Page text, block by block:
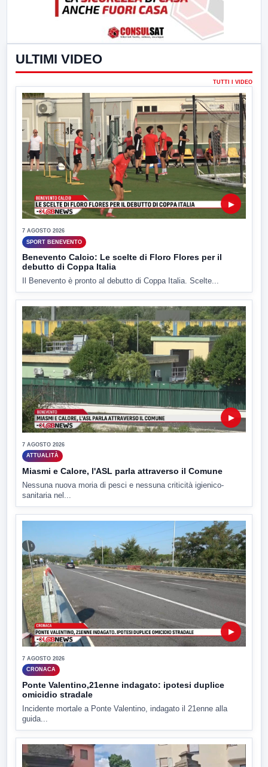
ULTIMI VIDEO
TUTTI I VIDEO
▶
7 AGOSTO 2026
SPORT BENEVENTO
Benevento Calcio: Le scelte di Floro Flores per il
debutto di Coppa Italia
Il Benevento è pronto al debutto di Coppa Italia. Scelte...
▶
7 AGOSTO 2026
ATTUALITÀ
Miasmi e Calore, l'ASL parla attraverso il Comune
Nessuna nuova moria di pesci e nessuna criticità igienico-
sanitaria nel...
▶
7 AGOSTO 2026
CRONACA
Ponte Valentino,21enne indagato: ipotesi duplice
omicidio stradale
Incidente mortale a Ponte Valentino, indagato il 21enne alla
guida...